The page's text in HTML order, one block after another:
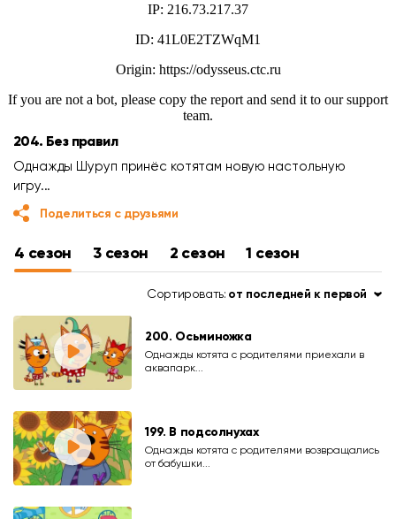
204. Без правил
Однажды Шуруп принёс котятам новую настольную
игру...
Поделиться с друзьями
4 сезон 3 сезон 2 сезон 1 сезон
Сортировать: от последней к первой
200. Осьминожка
Однажды котята с родителями приехали в
аквапарк...
199. В подсолнухах
Однажды котята с родителями возвращались
от бабушки...